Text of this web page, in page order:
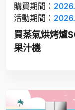
購買期間：
活動期間：
買蒸氣烘烤爐
果汁機